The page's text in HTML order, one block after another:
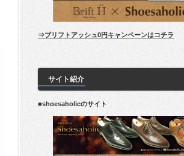
⇒ブリフトアッシュ0円キャンペーンはコチラ
サイト紹介
■shoesaholicのサイト